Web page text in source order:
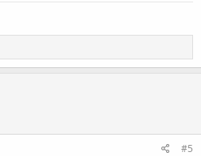
#5